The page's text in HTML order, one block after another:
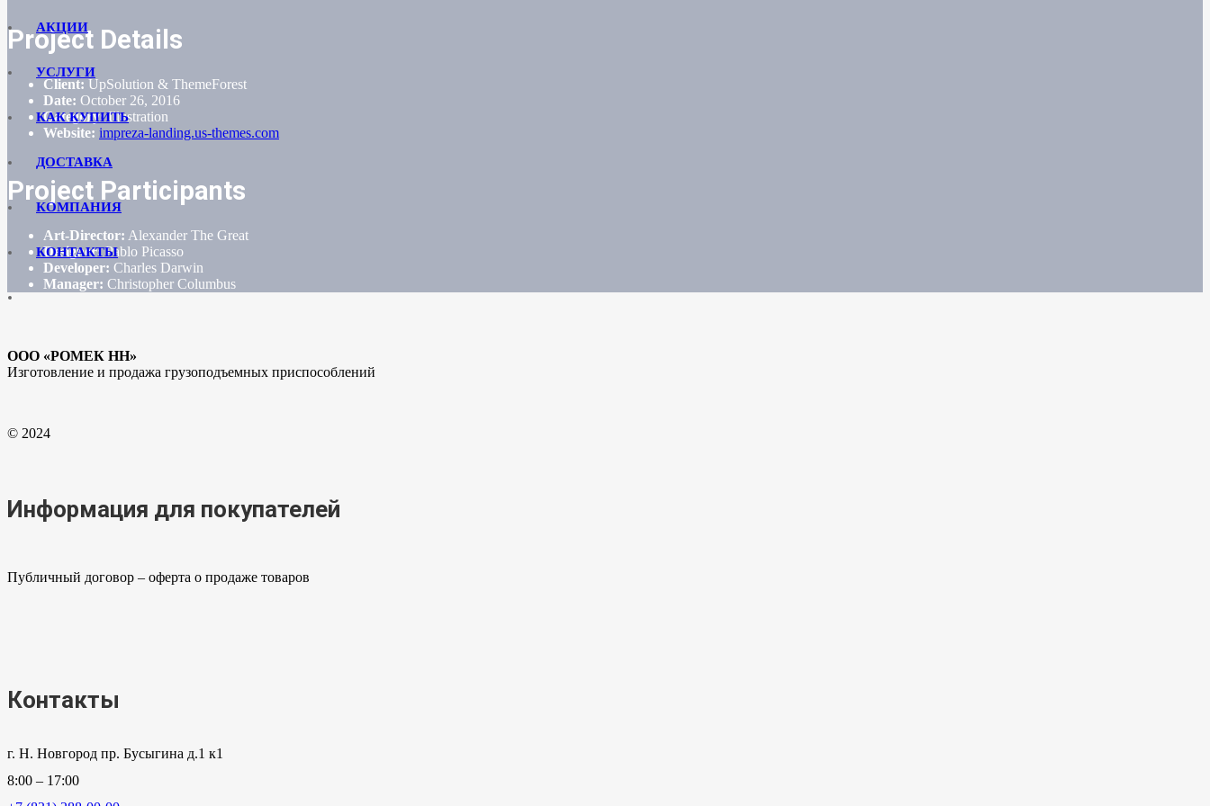
АКЦИИ
УСЛУГИ
КАК КУПИТЬ
ДОСТАВКА
КОМПАНИЯ
КОНТАКТЫ
Project Details
Client: UpSolution & ThemeForest
Date: October 26, 2016
Category:Illustration
Website: impreza-landing.us-themes.com
Project Participants
Art-Director: Alexander The Great
Designer:Pablo Picasso
Developer: Charles Darwin
Manager: Christopher Columbus
ООО «РОМЕК НН»
Изготовление и продажа грузоподъемных приспособлений
© 2024
Информация для покупателей
Публичный договор – оферта о продаже товаров
Контакты
г. Н. Новгород пр. Бусыгина д.1 к1
8:00 – 17:00